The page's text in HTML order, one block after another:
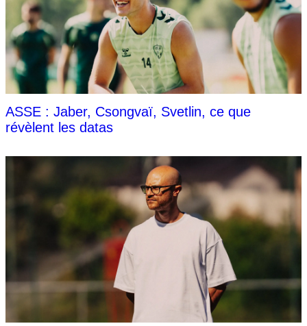
ASSE : Jaber, Csongvaï, Svetlin, ce que
révèlent les datas